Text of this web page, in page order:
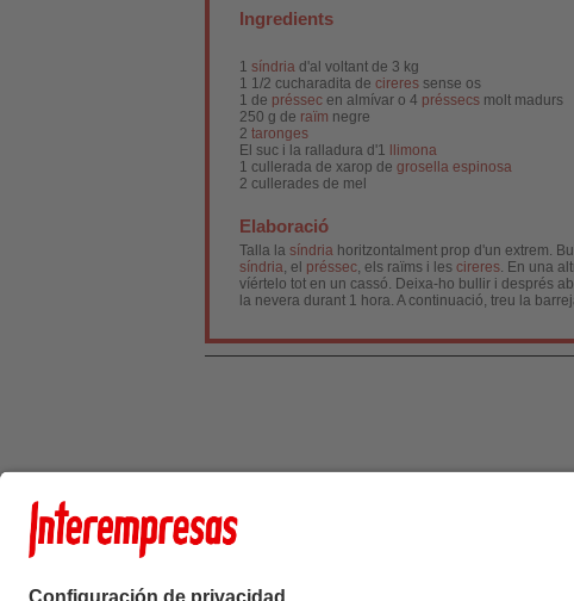
Ingredients
1 síndria d'al voltant de 3 kg
1 1/2 cucharadita de cireres sense os
1 de préssec en almívar o 4 préssecs molt madurs
250 g de raïm negre
2 taronges
El suc i la ralladura d'1
llimona
1 cullerada de xarop de grosella espinosa
2 cullerades de mel
Elaboració
Talla la síndria horitzontalment prop d'un extrem.
síndria, el préssec, els raïms i les cireres. En una
víértelo tot en un cassó. Deixa-ho bullir i després
la nevera durant 1 hora. A continuació, treu la